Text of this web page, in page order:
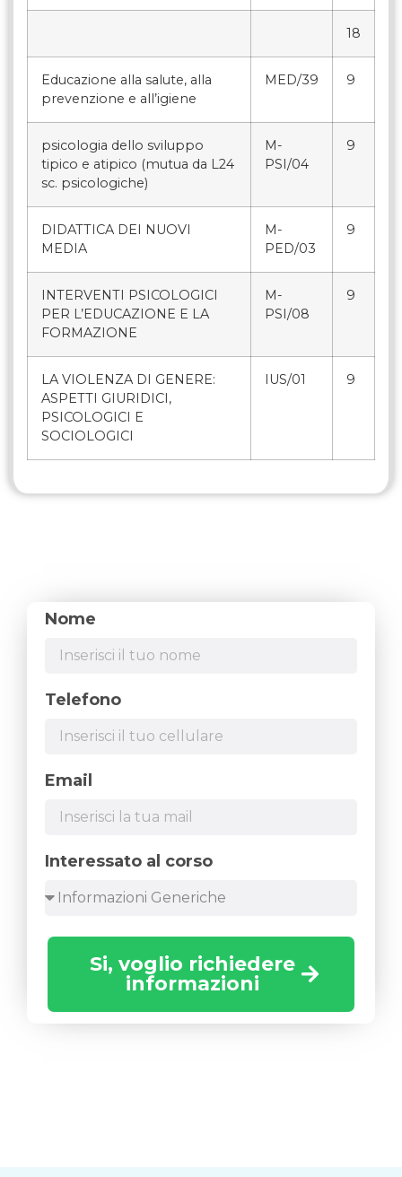
18
Educazione alla salute, alla
prevenzione e all’igiene
MED/39 9
psicologia dello sviluppo
tipico e atipico (mutua da L24
sc. psicologiche)
M-
PSI/04
9
DIDATTICA DEI NUOVI
MEDIA
M-
PED/03
9
INTERVENTI PSICOLOGICI
PER L’EDUCAZIONE E LA
FORMAZIONE
M-
PSI/08
9
LA VIOLENZA DI GENERE:
ASPETTI GIURIDICI,
PSICOLOGICI E
SOCIOLOGICI
IUS/01 9
Nome
Telefono
Email
Interessato al corso
Si, voglio richiedere
informazioni